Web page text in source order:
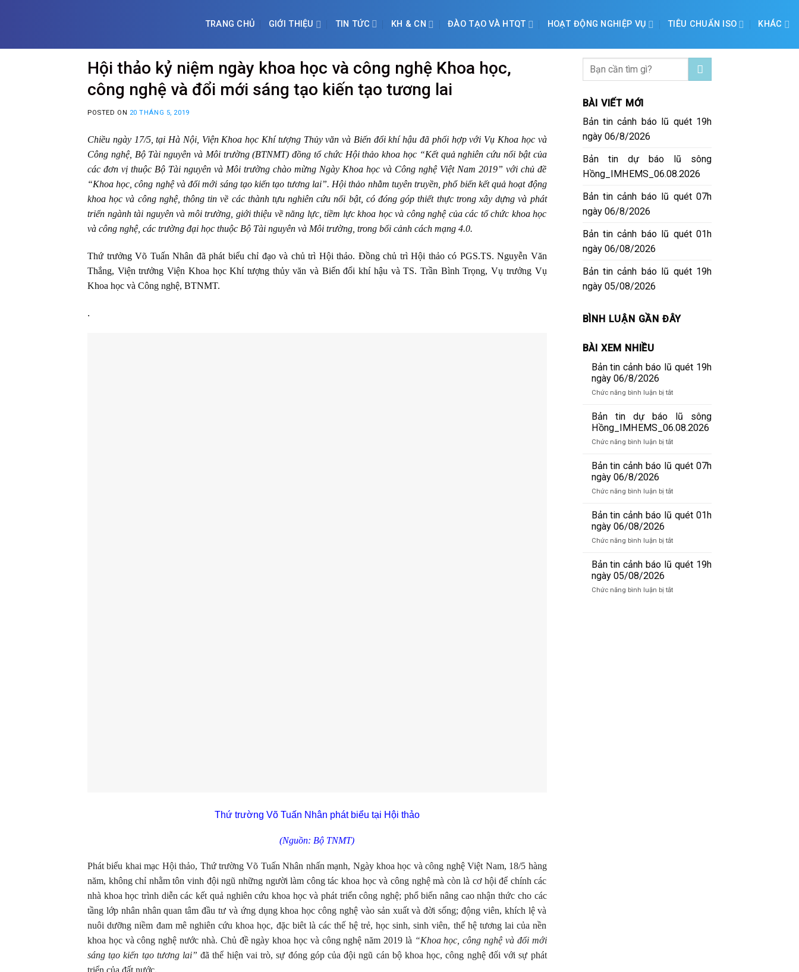
TRANG CHỦ GIỚI THIỆU TIN TỨC KH & CN ĐÀO TẠO VÀ HTQT HOẠT ĐỘNG NGHIỆP VỤ TIÊU CHUẨN ISO KHÁC
Hội thảo kỷ niệm ngày khoa học và công nghệ Khoa học,
công nghệ và đổi mới sáng tạo kiến tạo tương lai
POSTED ON 20 THÁNG 5, 2019
Chiều ngày 17/5, tại Hà Nội, Viện Khoa học Khí tượng Thủy văn và Biến đổi khí hậu đã phối hợp với Vụ Khoa học và
Công nghệ, Bộ Tài nguyên và Môi trường (BTNMT) đồng tổ chức Hội thảo khoa học “Kết quả nghiên cứu nổi bật của
các đơn vị thuộc Bộ Tài nguyên và Môi trường chào mừng Ngày Khoa học và Công nghệ Việt Nam 2019” với chủ đề
“Khoa học, công nghệ và đổi mới sáng tạo kiến tạo tương lai”. Hội thảo nhằm tuyên truyền, phổ biến kết quả hoạt động
khoa học và công nghệ, thông tin về các thành tựu nghiên cứu nổi bật, có đóng góp thiết thực trong xây dựng và phát
triển ngành tài nguyên và môi trường, giới thiệu về năng lực, tiềm lực khoa học và công nghệ của các tổ chức khoa học
và công nghệ, các trường đại học thuộc Bộ Tài nguyên và Môi trường, trong bối cảnh cách mạng 4.0.
Thứ trưởng Võ Tuấn Nhân đã phát biểu chỉ đạo và chủ trì Hội thảo. Đồng chủ trì Hội thảo có PGS.TS. Nguyễn Văn
Thắng, Viện trưởng Viện Khoa học Khí tượng thủy văn và Biến đổi khí hậu và TS. Trần Bình Trọng, Vụ trưởng Vụ
Khoa học và Công nghệ, BTNMT.
.
Thứ trường Võ Tuấn Nhân phát biểu tại Hội thảo
(Nguồn: Bộ TNMT)
Phát biểu khai mạc Hội thảo, Thứ trường Võ Tuấn Nhân nhấn mạnh, Ngày khoa học và công nghệ Việt Nam, 18/5 hàng
năm, không chỉ nhằm tôn vinh đội ngũ những người làm công tác khoa học và công nghệ mà còn là cơ hội để chính các
nhà khoa học trình diễn các kết quả nghiên cứu khoa học và phát triển công nghệ; phổ biến nâng cao nhận thức cho các
tầng lớp nhân nhân quan tâm đầu tư và ứng dụng khoa học công nghệ vào sản xuất và đời sống; động viên, khích lệ và
nuôi dưỡng niềm đam mê nghiên cứu khoa học, đặc biêt là các thế hệ trẻ, học sinh, sinh viên, thế hệ tương lai của nền
khoa học và công nghệ nước nhà. Chủ đề ngày khoa học và công nghệ năm 2019 là “Khoa học, công nghệ và đổi mới
sáng tạo kiến tạo tương lai” đã thể hiện vai trò, sự đóng góp của đội ngũ cán bộ khoa học, công nghệ đối với sự phát
triển của đất nước.
BÀI VIẾT MỚI
Bản tin cảnh báo lũ quét 19h
ngày 06/8/2026
Bản tin dự báo lũ sông
Hồng_IMHEMS_06.08.2026
Bản tin cảnh báo lũ quét 07h
ngày 06/8/2026
Bản tin cảnh báo lũ quét 01h
ngày 06/08/2026
Bản tin cảnh báo lũ quét 19h
ngày 05/08/2026
BÌNH LUẬN GẦN ĐÂY
BÀI XEM NHIỀU
Bản tin cảnh báo lũ quét 19h
ngày 06/8/2026
Chức năng bình luận bị tắtở
tin
cảnh
lũ
19h
06/8/2026
Bản tin dự báo lũ sông
Hồng_IMHEMS_06.08.2026
Chức năng bình luận bị tắtở
tin
dự
lũ
Hồng_IMHEMS_06.08.2026
Bản tin cảnh báo lũ quét 07h
ngày 06/8/2026
Chức năng bình luận bị tắtở
tin
cảnh
lũ
07h
06/8/2026
Bản tin cảnh báo lũ quét 01h
ngày 06/08/2026
Chức năng bình luận bị tắtở
tin
cảnh
lũ
Bản tin cảnh báo lũ quét 19h
ngày 05/08/2026
Chức năng bình luận bị tắtở